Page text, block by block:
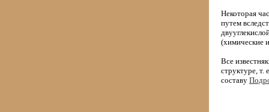
Некоторая
путем
(химические
Все
структуре, т.
составу